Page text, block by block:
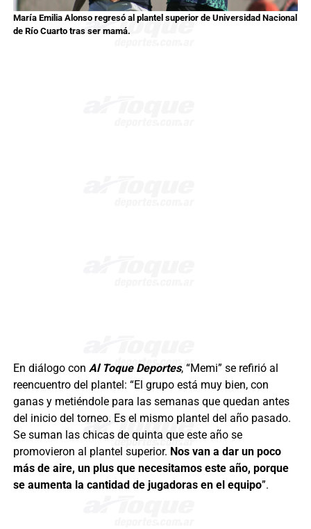
María Emilia Alonso regresó al plantel superior de Universidad Nacional
de Río Cuarto tras ser mamá.
En diálogo con Al Toque Deportes, “Memi” se refirió al
reencuentro del plantel: “El grupo está muy bien, con
ganas y metiéndole para las semanas que quedan antes
del inicio del torneo. Es el mismo plantel del año pasado.
Se suman las chicas de quinta que este año se
promovieron al plantel superior. Nos van a dar un poco
más de aire, un plus que necesitamos este año, porque
se aumenta la cantidad de jugadoras en el equipo”.